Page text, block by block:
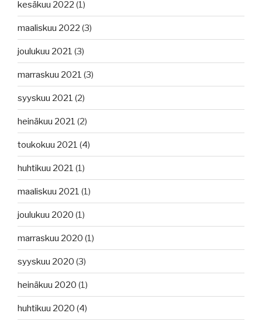
kesäkuu 2022 (1)
maaliskuu 2022 (3)
joulukuu 2021 (3)
marraskuu 2021 (3)
syyskuu 2021 (2)
heinäkuu 2021 (2)
toukokuu 2021 (4)
huhtikuu 2021 (1)
maaliskuu 2021 (1)
joulukuu 2020 (1)
marraskuu 2020 (1)
syyskuu 2020 (3)
heinäkuu 2020 (1)
huhtikuu 2020 (4)